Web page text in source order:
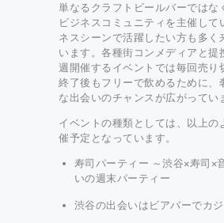
単なるクラフトビールバーでは
ビジネスコミュニティを主催して
ネスシーンで活躍したい方も多く
います。各種街コンメディアと提
週開催するイベントでは毎回売り
終了後もフリーで飲めるために、
な出会いのチャンスが広がってい
イベントの種類としては、以上の
催予定となっています。
寿司パーティー ～渋谷×寿司×
いの週末パーティー
渋谷の出会いはビアバーでカ